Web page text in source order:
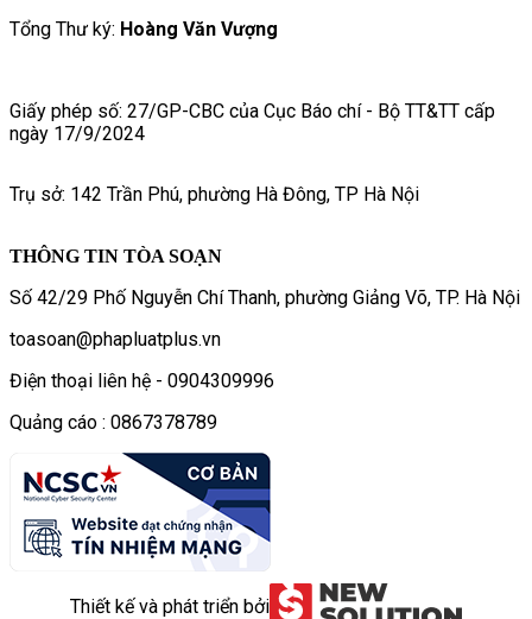
Tổng Thư ký: Hoàng Văn Vượng
Giấy phép số: 27/GP-CBC của Cục Báo chí - Bộ TT&TT cấp
ngày 17/9/2024
Trụ sở: 142 Trần Phú, phường Hà Đông, TP Hà Nội
THÔNG TIN TÒA SOẠN
Số 42/29 Phố Nguyễn Chí Thanh, phường Giảng Võ, TP. Hà Nội
toasoan@phapluatplus.vn
Điện thoại liên hệ - 0904309996
Quảng cáo : 0867378789
Thiết kế và phát triển bởi